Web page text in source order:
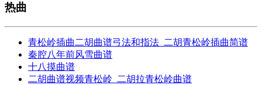
热曲
青松岭插曲二胡曲谱弓法和指法_二胡青松岭插曲简谱
秦腔八年前风雪曲谱
十八摸曲谱
二胡曲谱视频青松岭_二胡拉青松岭曲谱